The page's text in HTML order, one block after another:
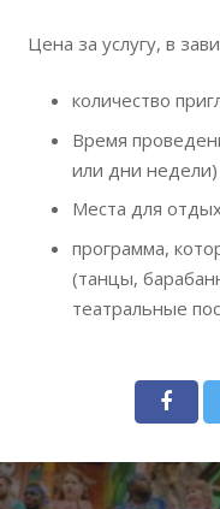
Цена за услугу, в
количество
Время
или дни недели)
Места для
программа,
(танцы,
театральные